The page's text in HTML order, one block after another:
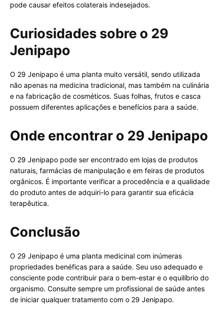
pode causar efeitos colaterais indesejados.
Curiosidades sobre o 29
Jenipapo
O 29 Jenipapo é uma planta muito versátil, sendo utilizada
não apenas na medicina tradicional, mas também na culinária
e na fabricação de cosméticos. Suas folhas, frutos e casca
possuem diferentes aplicações e benefícios para a saúde.
Onde encontrar o 29 Jenipapo
O 29 Jenipapo pode ser encontrado em lojas de produtos
naturais, farmácias de manipulação e em feiras de produtos
orgânicos. É importante verificar a procedência e a qualidade
do produto antes de adquiri-lo para garantir sua eficácia
terapêutica.
Conclusão
O 29 Jenipapo é uma planta medicinal com inúmeras
propriedades benéficas para a saúde. Seu uso adequado e
consciente pode contribuir para o bem-estar e o equilíbrio do
organismo. Consulte sempre um profissional de saúde antes
de iniciar qualquer tratamento com o 29 Jenipapo.